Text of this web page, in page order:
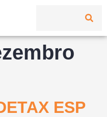
ESP